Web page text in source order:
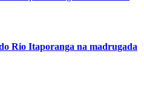
Rio Itaporanga na madrugada